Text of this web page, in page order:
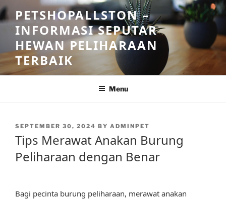
Skip
to
content
PETSHOPALLSTON –
INFORMASI SEPUTAR
HEWAN PELIHARAAN
TERBAIK
Menu
POSTED
ON
SEPTEMBER 30, 2024 BY ADMINPET
Tips Merawat Anakan Burung
Peliharaan dengan Benar
Bagi pecinta burung peliharaan, merawat anakan